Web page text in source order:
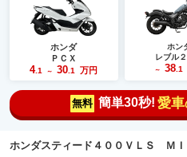
ホンダ
ＰＣＸ
4.1 ～ 30 .1 万円
ホン
レブル
～ 38.1
無料 簡単30秒! 愛車
ホンダスティード４００ＶＬＳ ＭＩ